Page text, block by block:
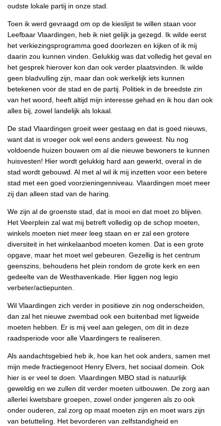
oudste lokale partij in onze stad.
Toen ik werd gevraagd om op de kieslijst te willen staan voor
Leefbaar Vlaardingen, heb ik niet gelijk ja gezegd. Ik wilde eerst
het verkiezingsprogramma goed doorlezen en kijken of ik mij
daarin zou kunnen vinden. Gelukkig was dat volledig het geval en
het gesprek hierover kon dan ook verder plaatsvinden. Ik wilde
geen bladvulling zijn, maar dan ook werkelijk iets kunnen
betekenen voor de stad en de partij. Politiek in de breedste zin
van het woord, heeft altijd mijn interesse gehad en ik hou dan ook
alles bij, zowel landelijk als lokaal.
De stad Vlaardingen groeit weer gestaag en dat is goed nieuws,
want dat is vroeger ook wel eens anders geweest. Nu nog
voldoende huizen bouwen om al die nieuwe bewoners te kunnen
huisvesten! Hier wordt gelukkig hard aan gewerkt, overal in de
stad wordt gebouwd. Al met al wil ik mij inzetten voor een betere
stad met een goed voorzieningenniveau. Vlaardingen moet meer
zij dan alleen stad van de haring.
We zijn al de groenste stad, dat is mooi en dat moet zo blijven.
Het Veerplein zal wat mij betreft volledig op de schop moeten,
winkels moeten niet meer leeg staan en er zal een grotere
diversiteit in het winkelaanbod moeten komen. Dat is een grote
opgave, maar het moet wel gebeuren. Gezellig is het centrum
geenszins, behoudens het plein rondom de grote kerk en een
gedeelte van de Westhavenkade. Hier liggen nog legio
verbeter/actiepunten.
Wil Vlaardingen zich verder in positieve zin nog onderscheiden,
dan zal het nieuwe zwembad ook een buitenbad met ligweide
moeten hebben. Er is mij veel aan gelegen, om dit in deze
raadsperiode voor alle Vlaardingers te realiseren.
Als aandachtsgebied heb ik, hoe kan het ook anders, samen met
mijn mede fractiegenoot Henry Elvers, het sociaal domein. Ook
hier is er veel te doen. Vlaardingen MBO stad is natuurlijk
geweldig en we zullen dit verder moeten uitbouwen. De zorg aan
allerlei kwetsbare groepen, zowel onder jongeren als zo ook
onder ouderen, zal zorg op maat moeten zijn en moet wars zijn
van betutteling. Het bevorderen van zelfstandigheid en